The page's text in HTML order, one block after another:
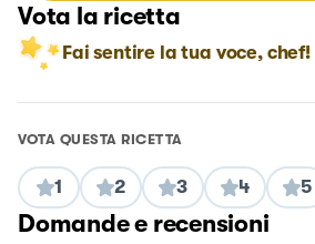
Vota la ricetta
Fai sentire la tua voce, chef!
VOTA QUESTA RICETTA
1 2 3 4 5
Domande e recensioni